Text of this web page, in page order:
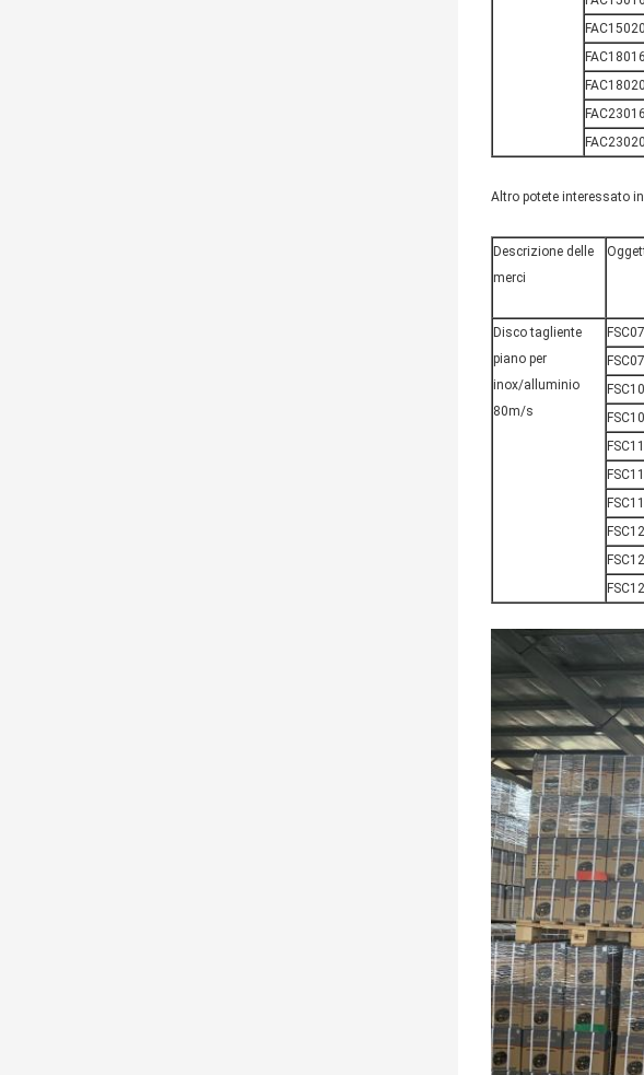
Altro potete interessato
Descrizione delle
merci
Disco tagliente
piano per
inox/alluminio
80m/s